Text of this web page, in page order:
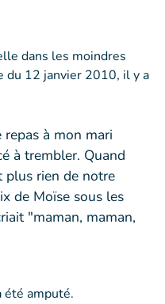
dans les moindres
du 12 janvier 2010, il y a
repas à mon mari
à trembler. Quand
plus rien de notre
de Moïse sous les
"maman, maman,
été amputé.